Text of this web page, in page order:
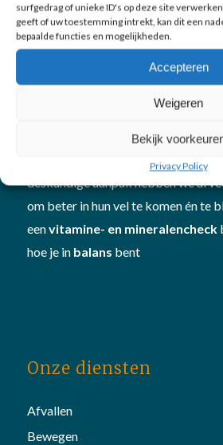
surfgedrag of unieke ID's op deze site
geeft of uw toestemming intrekt, kan dit een
bepaalde functies en mogelijkheden.
Accepteren
Weigeren
Bekijk
Privacy Policy
Over LijfStijling
is gegroeid tot een
afvallen,bewegingen
onze professionele apparatuur en
deskundige aanpak hebben we al
om beter in hun vel te komen én te
eenvitamine- en mineralencheck
hoe je in balans bent
Onze diensten
Afvallen
Bewegen